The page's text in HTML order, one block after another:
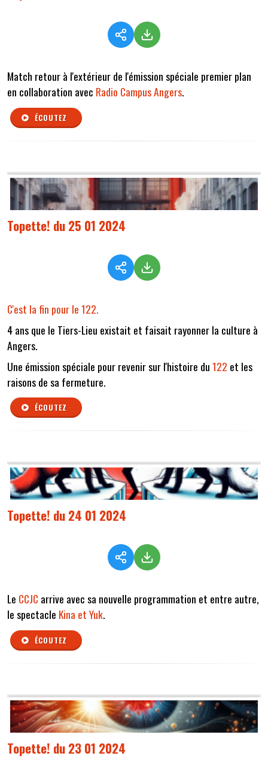
Match retour à l'extérieur de l'émission spéciale premier plan
en collaboration avec Radio Campus Angers.
ÉCOUTEZ
Topette! du 25 01 2024
C'est la fin pour le 122.
4 ans que le Tiers-Lieu existait et faisait rayonner la culture à
Angers.
Une émission spéciale pour revenir sur l'histoire du122 et les
raisons de sa fermeture.
ÉCOUTEZ
Topette! du 24 01 2024
Le CCJC arrive avec sa nouvelle programmation et entre autre,
le spectacle Kina et Yuk.
ÉCOUTEZ
Topette! du 23 01 2024